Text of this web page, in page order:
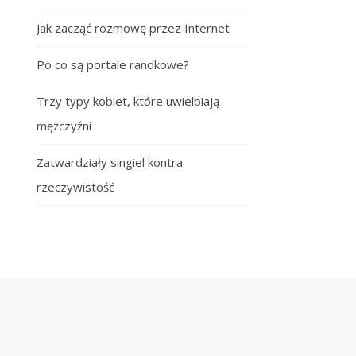
Jak zacząć rozmowę przez Internet
Po co są portale randkowe?
Trzy typy kobiet, które uwielbiają
mężczyźni
Zatwardziały singiel kontra
rzeczywistość